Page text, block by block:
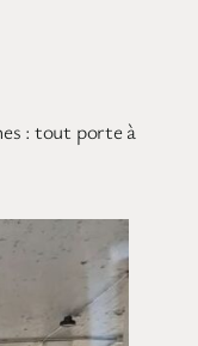
: tout porte à